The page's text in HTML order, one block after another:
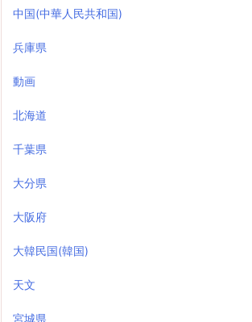
中国(中華人民共和国)
兵庫県
動画
北海道
千葉県
大分県
大阪府
大韓民国(韓国)
天文
宮城県